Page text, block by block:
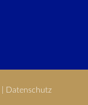
Datenschutz